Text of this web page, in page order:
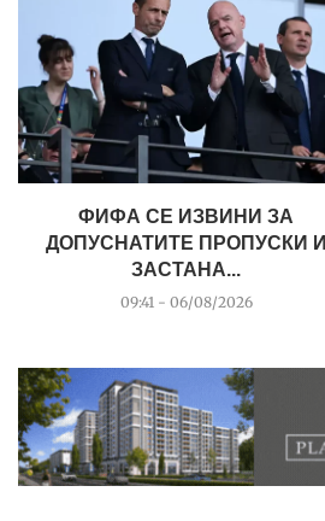
ФИФА СЕ ИЗВИНИ ЗА
ДОПУСНАТИТЕ ПРОПУСКИ И
ЗАСТАНА...
09:41 - 06/08/2026